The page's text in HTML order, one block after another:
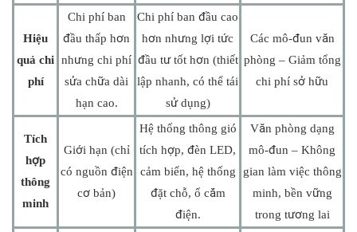
Hiệu
quả chi
phí
Chi phí ban
đầu thấp hơn
nhưng chi phí
sửa chữa dài
hạn cao.
Chi phí ban đầu cao
hơn nhưng lợi tức
đầu tư tốt hơn (thiết
lập nhanh, có thể tái
sử dụng)
Các mô-đun văn
phòng – Giảm tổng
chi phí sở hữu
Tích
hợp
thông
minh
Giới hạn (chỉ
có nguồn điện
cơ bản)
Hệ thống thông gió
tích hợp, đèn LED,
cảm biến, hệ thống
đặt chỗ, ổ cắm
điện.
Văn phòng dạng
mô-đun – Không
gian làm việc thông
minh, bền vững
trong tương lai